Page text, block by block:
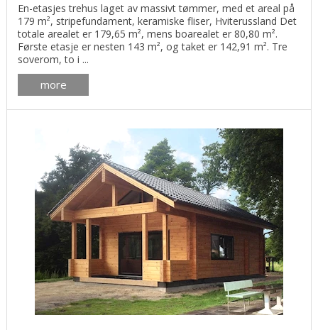
En-etasjes trehus laget av massivt tømmer, med et areal på
179 m², stripefundament, keramiske fliser, Hviterussland Det
totale arealet er 179,65 m², mens boarealet er 80,80 m².
Første etasje er nesten 143 m², og taket er 142,91 m². Tre
soverom, to i ...
more